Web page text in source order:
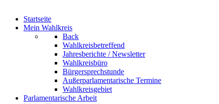
Startseite
Mein Wahlkreis
Back
Wahlkreisbetreffend
Jahresberichte / Newsletter
Wahlkreisbüro
Bürgersprechstunde
Außerparlamentarische Termine
Wahlkreisgebiet
Parlamentarische Arbeit